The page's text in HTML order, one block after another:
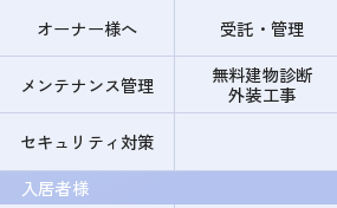
オーナー様へ
受託・管理
メンテナンス管理
無料建物診断
外装工事
セキュリティ対策
入居者様